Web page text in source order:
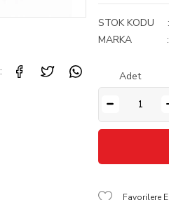
STOK KODU
MARKA
:
Adet
Favorilere